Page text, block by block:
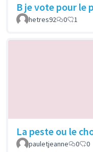
B je vote pour le
hetres92 0 1
La peste ou le
pauletjeanne 0 0